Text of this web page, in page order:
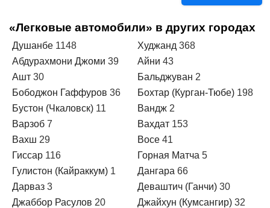
«Легковые автомобили» в других городах
Душанбе 1148 Худжанд 368
Абдурахмони Джоми 39 Айни 43
Ашт 30 Бальджуван 2
Бободжон Гаффуров 36 Бохтар (Курган-Тюбе) 198
Бустон (Чкаловск) 11 Вандж 2
Варзоб 7 Вахдат 153
Вахш 29 Восе 41
Гиссар 116 Горная Матча 5
Гулистон (Кайраккум) 1 Дангара 66
Дарваз 3 Деваштич (Ганчи) 30
Джаббор Расулов 20 Джайхун (Кумсангир) 32